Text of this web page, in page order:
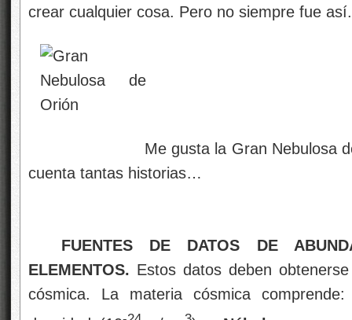
crear cualquier cosa. Pero no siempre fue así.
Me gusta la Gran Nebulosa de
cuenta tantas historias…
FUENTES DE DATOS DE
ELEMENTOS. Estos datos deben
cósmica. La materia cósmica comprende: